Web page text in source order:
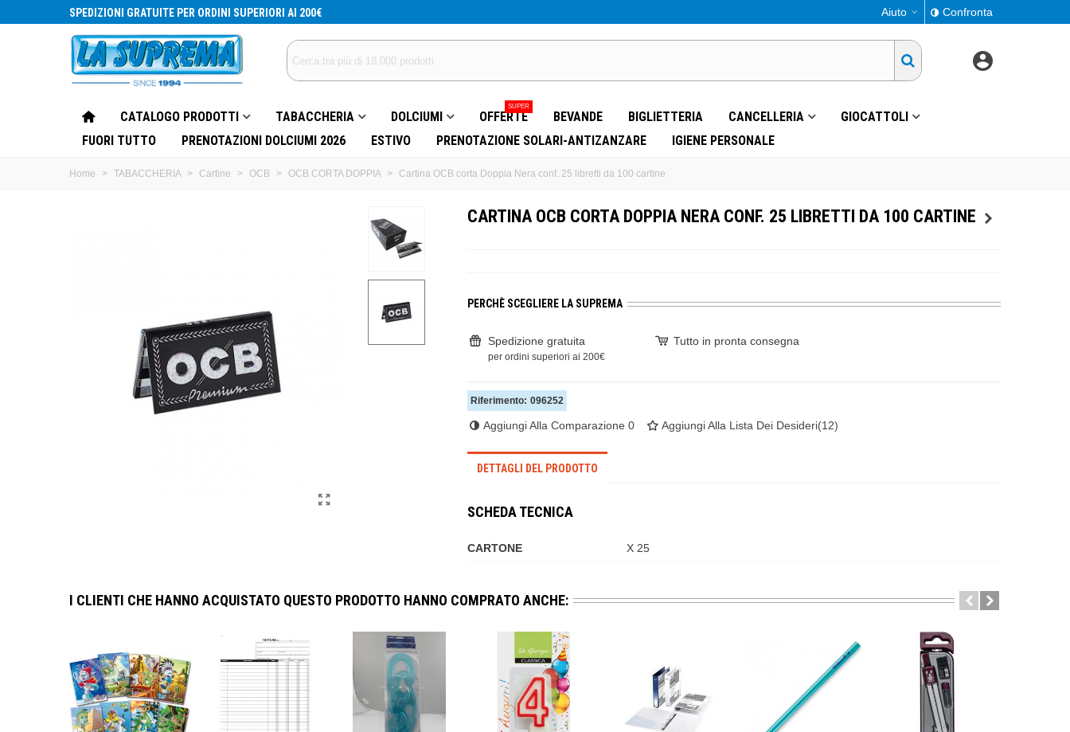
SPEDIZIONI GRATUITE PER ORDINI SUPERIORI AI 200€ Aiuto Confronta
CATALOGO PRODOTTI TABACCHERIA DOLCIUMI OFFERTE
SUPER
BEVANDE BIGLIETTERIA CANCELLERIA
GIOCATTOLI
FUORI TUTTO
PRENOTAZIONI DOLCIUMI 2026 ESTIVO PRENOTAZIONE SOLARI-ANTIZANZARE IGIENE PERSONALE
Home > TABACCHERIA > Cartine > OCB > OCB CORTA DOPPIA > Cartina OCB corta Doppia Nera conf. 25 libretti da 100 cartine
CARTINA OCB CORTA DOPPIA NERA CONF. 25 LIBRETTI DA 100 CARTINE
PERCHÈ SCEGLIERE LA SUPREMA
Spedizione gratuita
per ordini superiori ai 200€
Tutto in pronta consegna
Riferimento: 096252
Aggiungi Alla Comparazione 0 Aggiungi Alla Lista Dei Desideri(12)
DETTAGLI DEL PRODOTTO
SCHEDA TECNICA
CARTONE X 25
I CLIENTI CHE HANNO ACQUISTATO QUESTO PRODOTTO HANNO COMPRATO ANCHE: